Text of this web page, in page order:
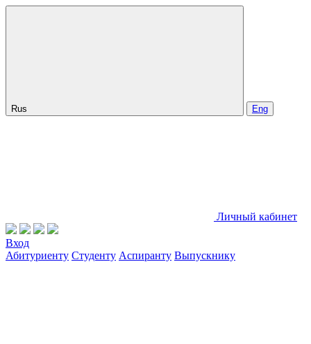
Rus Eng
Личный кабинет
Вход
Абитуриенту Студенту Аспиранту Выпускнику